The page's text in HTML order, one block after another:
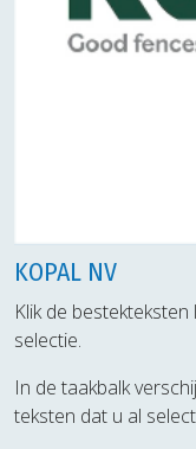
KOPAL NV
Klik de
selectie.
In de taakbalk
teksten dat u al